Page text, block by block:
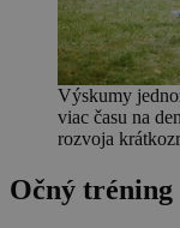
Výskumy
viac času na
rozvoja
Očný tréning